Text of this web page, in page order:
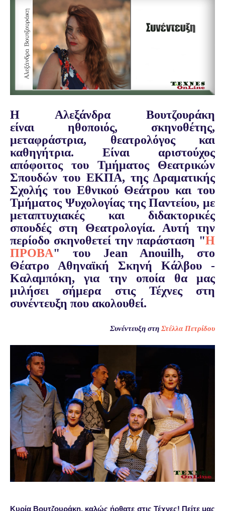
Η Αλεξάνδρα Βουτζουράκη
είναι ηθοποιός, σκηνοθέτης,
μεταφράστρια, θεατρολόγος και
καθηγήτρια. Είναι αριστούχος
απόφοιτος του Τμήματος Θεατρικών
Σπουδών του ΕΚΠΑ, της Δραματικής
Σχολής του Εθνικού Θεάτρου και του
Τμήματος Ψυχολογίας της Παντείου, με
μεταπτυχιακές και διδακτορικές
σπουδές στη Θεατρολογία. Αυτή την
περίοδο σκηνοθετεί την παράσταση "Η
ΠΡΟΒΑ" του Jean Anouilh, στο
Θέατρο Αθηναϊκή Σκηνή Κάλβου -
Καλαμπόκη, για την οποία θα μας
μιλήσει σήμερα στις Τέχνες στη
συνέντευξη που ακολουθεί.
Συνέντευξη στη Στέλλα Πετρίδου
Κυρία Βουτζουράκη, καλώς ήρθατε στις Τέχνες! Πείτε μας